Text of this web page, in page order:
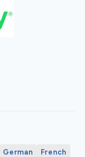
German
French